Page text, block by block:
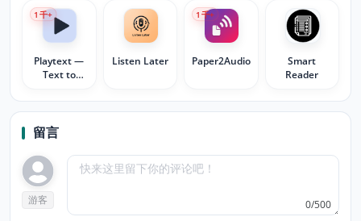
Playtext —
Text to
1 千+
Listen Later Paper2Audio
1 千+
Smart
Reader
留言
游客 0/500